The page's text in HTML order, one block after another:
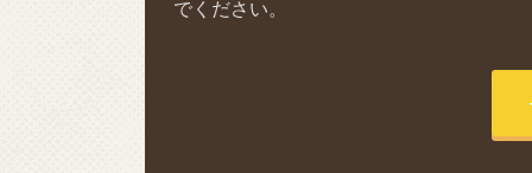
でください。